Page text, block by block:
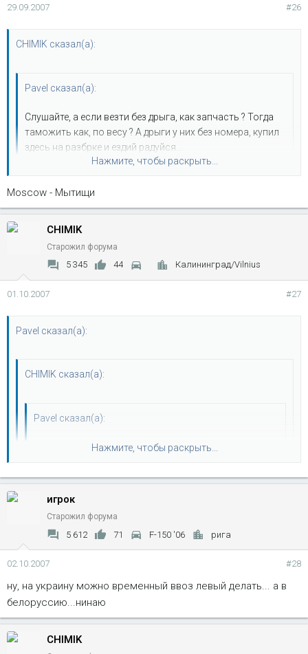
29.09.2007 #26
CHIMIK сказал(а):
Pavel сказал(а):
Слушайте, а если везти без дрыга, как запчасть ? Тогда
таможить как, по весу ? А дрыги у них без номера, купил
здесь на разбрке и ездий радуйся...
а ты от куда, Стариче :wink:
Нажмите, чтобы раскрыть...
Moscow - Мытищи
CHIMIK
Старожил форума
5 345 44 Калининград/Vilnius
01.10.2007 #27
Pavel сказал(а):
CHIMIK сказал(а):
Pavel сказал(а):
Moscow - Мытищи
Нажмите, чтобы раскрыть...
спрашиваю, потому, что под аватаркой нет ни че, а
Нажмите, чтобы раскрыть...
игрок
Старожил форума
5 612 71 F-150 '06 рига
02.10.2007 #28
ну, на украину можно временный ввоз левый делать... а в
белоруссию...нинаю
CHIMIK